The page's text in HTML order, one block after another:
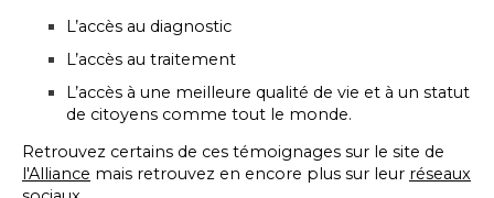
L’accès au diagnostic
L’accès au traitement
L’accès à une meilleure qualité de vie et à un statut
de citoyens comme tout le monde.
Retrouvez certains de ces témoignages sur le site de
l'Alliance mais retrouvez en encore plus sur leur réseaux